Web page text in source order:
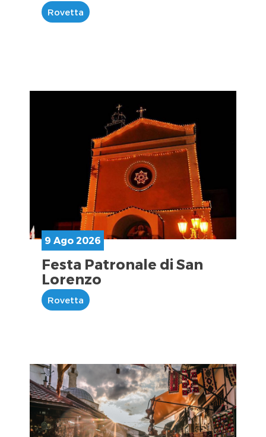
Rovetta
9 Ago 2026
Festa Patronale di San
Lorenzo
Rovetta